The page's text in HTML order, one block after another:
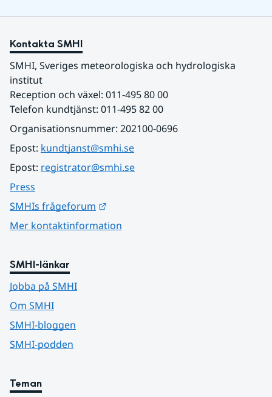
Kontakta SMHI
SMHI, Sveriges meteorologiska och hydrologiska
institut
Reception och växel: 011-495 80 00
Telefon kundtjänst: 011-495 82 00
Organisationsnummer: 202100-0696
Epost: kundtjanst@smhi.se
Epost: registrator@smhi.se
Press
SMHIs frågeforum
Mer kontaktinformation
SMHI-länkar
Jobba på SMHI
Om SMHI
SMHI-bloggen
SMHI-podden
Teman